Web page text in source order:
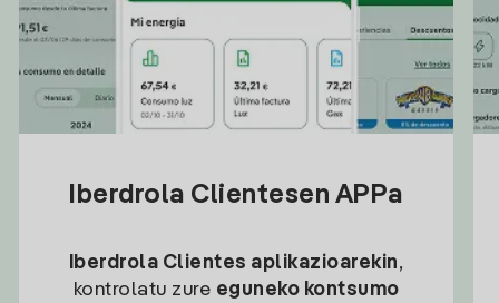
Iberdrola Clientesen APPa
Iberdrola Clientes aplikazioarekin,
kontrolatu zure eguneko kontsumo